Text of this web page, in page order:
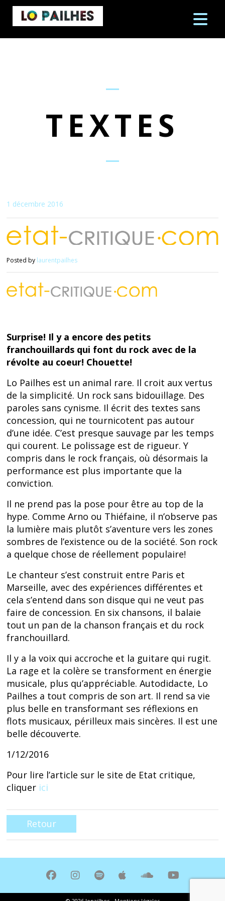
TEXTES
1 décembre 2016
Posted by laurentpailhes
Surprise! Il y a encore des petits
franchouillards qui font du rock avec de la
révolte au coeur! Chouette!
Lo Pailhes est un animal rare. Il croit aux vertus
de la simplicité. Un rock sans bidouillage. Des
paroles sans cynisme. Il écrit des textes sans
concession, qui ne tournicotent pas autour
d’une idée. C’est presque sauvage par les temps
qui courent. Le polissage est de rigueur. Y
compris dans le rock français, où désormais la
performance est plus importante que la
conviction.
Il ne prend pas la pose pour être au top de la
hype. Comme Arno ou Thiéfaine, il n’observe pas
la lumière mais plutôt s’aventure vers les zones
sombres de l’existence ou de la société. Son rock
a quelque chose de réellement populaire!
Le chanteur s’est construit entre Paris et
Marseille, avec des expériences différentes et
cela s’entend dans son disque qui ne veut pas
faire de concession. En six chansons, il balaie
tout un pan de la chanson français et du rock
franchouillard.
Il y a la voix qui accroche et la guitare qui rugit.
La rage et la colère se transforment en énergie
musicale, plus qu’appréciable. Autodidacte, Lo
Pailhes a tout compris de son art. Il rend sa vie
plus belle en transformant ses réflexions en
flots musicaux, périlleux mais sincères. Il est une
belle découverte.
1/12/2016
Pour lire l’article sur le site de Etat critique,
cliquer ici
Retour